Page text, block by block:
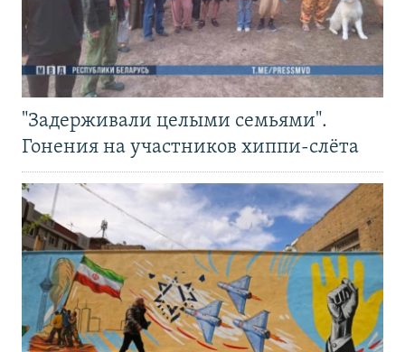
"Задерживали целыми семьями".
Гонения на участников хиппи-слёта